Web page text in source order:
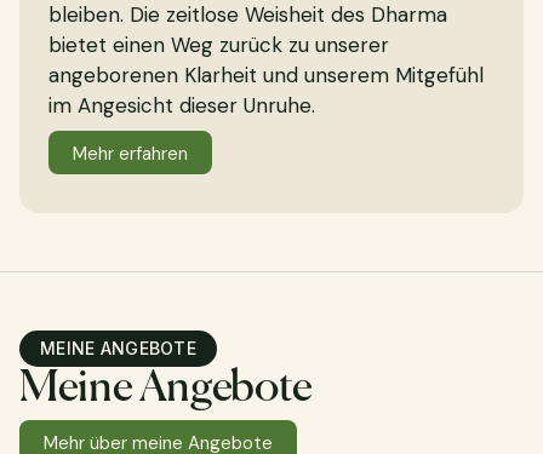
bleiben. Die zeitlose Weisheit des Dharma
bietet einen Weg zurück zu unserer
angeborenen Klarheit und unserem Mitgefühl
im Angesicht dieser Unruhe.
Mehr erfahren
MEINE ANGEBOTE
Meine Angebote
Mehr über meine Angebote